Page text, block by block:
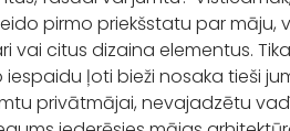
pirmo priekšstatu par māju,
vai citus dizaina elementus.
ļoti bieži nosaka tieši
privātmājai, nevajadzētu